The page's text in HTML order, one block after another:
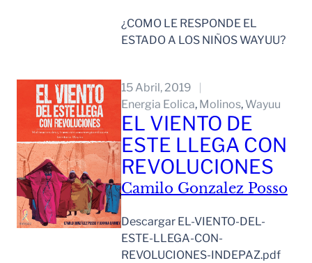
¿COMO LE RESPONDE EL
ESTADO A LOS NIÑOS WAYUU?
15 Abril, 2019
Energia Eolica, Molinos, Wayuu
EL VIENTO DE
ESTE LLEGA CON
REVOLUCIONES
Camilo Gonzalez Posso
Descargar EL-VIENTO-DEL-
ESTE-LLEGA-CON-
REVOLUCIONES-INDEPAZ.pdf